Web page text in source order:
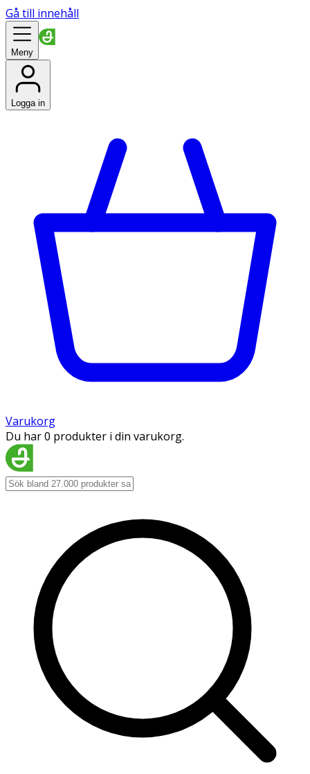
Gå till innehåll
Meny
Logga in
Varukorg
Du har 0 produkter i din varukorg.